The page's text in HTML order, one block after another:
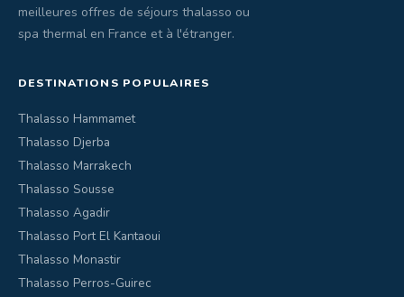
meilleures offres de séjours thalasso ou
spa thermal en France et à l'étranger.
DESTINATIONS POPULAIRES
Thalasso Hammamet
Thalasso Djerba
Thalasso Marrakech
Thalasso Sousse
Thalasso Agadir
Thalasso Port El Kantaoui
Thalasso Monastir
Thalasso Perros-Guirec